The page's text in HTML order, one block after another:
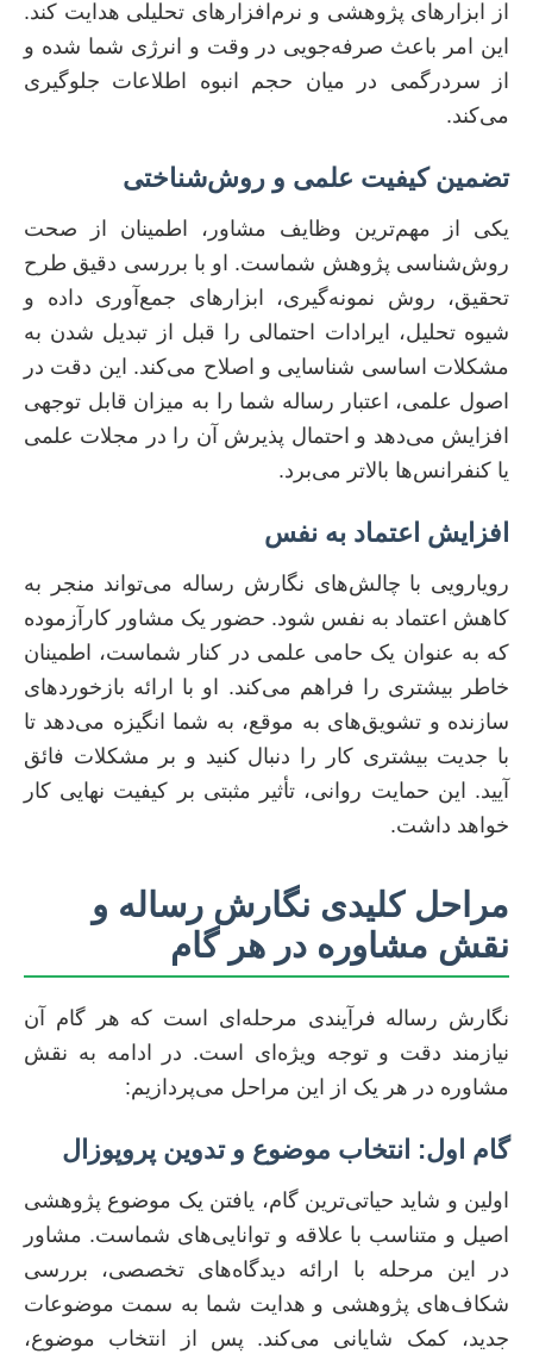
از ابزارهای پژوهشی و نرم‌افزارهای تحلیلی هدایت کند.
این امر باعث صرفه‌جویی در وقت و انرژی شما شده و
از سردرگمی در میان حجم انبوه اطلاعات جلوگیری
می‌کند.
تضمین کیفیت علمی و روش‌شناختی
یکی از مهم‌ترین وظایف مشاور، اطمینان از صحت
روش‌شناسی پژوهش شماست. او با بررسی دقیق طرح
تحقیق، روش نمونه‌گیری، ابزارهای جمع‌آوری داده و
شیوه تحلیل، ایرادات احتمالی را قبل از تبدیل شدن به
مشکلات اساسی شناسایی و اصلاح می‌کند. این دقت در
اصول علمی، اعتبار رساله شما را به میزان قابل توجهی
افزایش می‌دهد و احتمال پذیرش آن را در مجلات علمی
یا کنفرانس‌ها بالاتر می‌برد.
افزایش اعتماد به نفس
رویارویی با چالش‌های نگارش رساله می‌تواند منجر به
کاهش اعتماد به نفس شود. حضور یک مشاور کارآزموده
که به عنوان یک حامی علمی در کنار شماست، اطمینان
خاطر بیشتری را فراهم می‌کند. او با ارائه بازخوردهای
سازنده و تشویق‌های به موقع، به شما انگیزه می‌دهد تا
با جدیت بیشتری کار را دنبال کنید و بر مشکلات فائق
آیید. این حمایت روانی، تأثیر مثبتی بر کیفیت نهایی کار
خواهد داشت.
مراحل کلیدی نگارش رساله و
نقش مشاوره در هر گام
نگارش رساله فرآیندی مرحله‌ای است که هر گام آن
نیازمند دقت و توجه ویژه‌ای است. در ادامه به نقش
مشاوره در هر یک از این مراحل می‌پردازیم:
گام اول: انتخاب موضوع و تدوین پروپوزال
اولین و شاید حیاتی‌ترین گام، یافتن یک موضوع پژوهشی
اصیل و متناسب با علاقه و توانایی‌های شماست. مشاور
در این مرحله با ارائه دیدگاه‌های تخصصی، بررسی
شکاف‌های پژوهشی و هدایت شما به سمت موضوعات
جدید، کمک شایانی می‌کند. پس از انتخاب موضوع،